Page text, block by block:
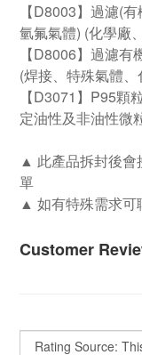
【D8003】過濾(
氫氟氣體) (化學廠
【D8006】過濾
(焊接、特殊氣體
【D3071】P95顆
定油性及非油性微
▲ 此產品拆封後會
單
▲ 如有特殊需求可
Customer